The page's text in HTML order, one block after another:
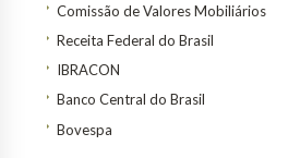
Comissão de Valores Mobiliários
Receita Federal do Brasil
IBRACON
Banco Central do Brasil
Bovespa